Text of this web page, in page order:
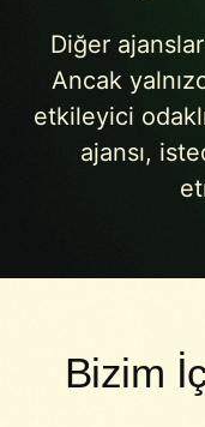
Diğer
Ancak
etkileyici
ajansı,
Bizim